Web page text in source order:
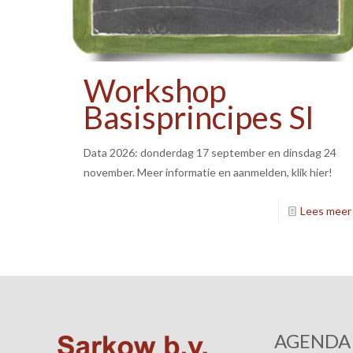
Workshop
Basisprincipes SI
Data 2026: donderdag 17 september en dinsdag 24
november. Meer informatie en aanmelden, klik hier!
Lees meer
AGENDA